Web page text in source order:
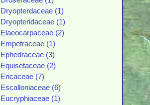
Dryopterdaceae (1)
Dryopteridaceae (1)
Elaeocarpaceae (2)
Empetraceae (1)
Ephedraceae (3)
Equisetaceae (2)
Ericaceae (7)
Escalloniaceae (6)
Eucryphiaceae (1)